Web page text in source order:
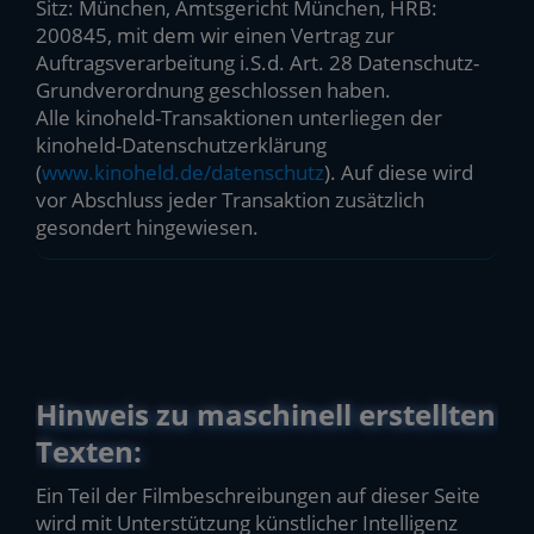
Sitz: München, Amtsgericht München, HRB:
200845, mit dem wir einen Vertrag zur
Auftragsverarbeitung i.S.d. Art. 28 Datenschutz-
Grundverordnung geschlossen haben.
Alle kinoheld-Transaktionen unterliegen der
kinoheld-Datenschutzerklärung
(www.kinoheld.de/datenschutz). Auf diese wird
vor Abschluss jeder Transaktion zusätzlich
gesondert hingewiesen.
Hinweis zu maschinell erstellten
Texten:
Ein Teil der Filmbeschreibungen auf dieser Seite
wird mit Unterstützung künstlicher Intelligenz